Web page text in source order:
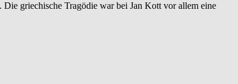
griechische Tragödie war bei Jan Kott vor allem eine